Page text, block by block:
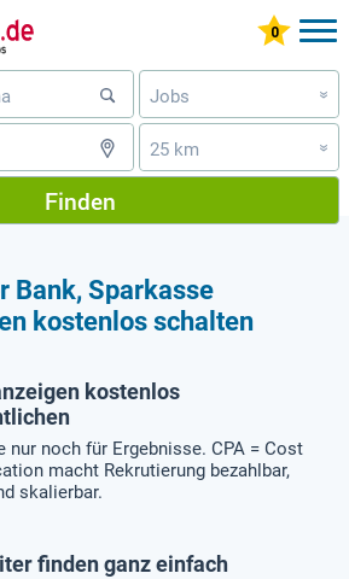
Jobs »
25 km »
Finden
Bank, Sparkasse
kostenlos schalten
kostenlos
nur noch für Ergebnisse. CPA = Cost
macht Rekrutierung bezahlbar,
skalierbar.
finden ganz einfach